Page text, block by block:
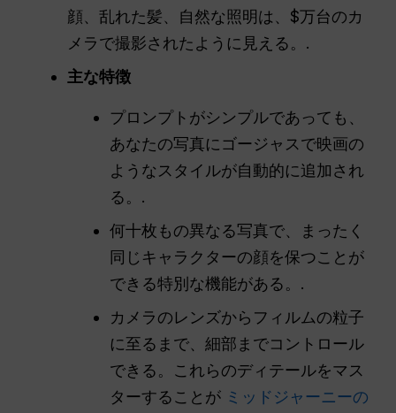
顔、乱れた髪、自然な照明は、$万台のカ
メラで撮影されたように見える。.
主な特徴
プロンプトがシンプルであっても、
あなたの写真にゴージャスで映画の
ようなスタイルが自動的に追加され
る。.
何十枚もの異なる写真で、まったく
同じキャラクターの顔を保つことが
できる特別な機能がある。.
カメラのレンズからフィルムの粒子
に至るまで、細部までコントロール
できる。これらのディテールをマス
ターすることが ミッドジャーニーの